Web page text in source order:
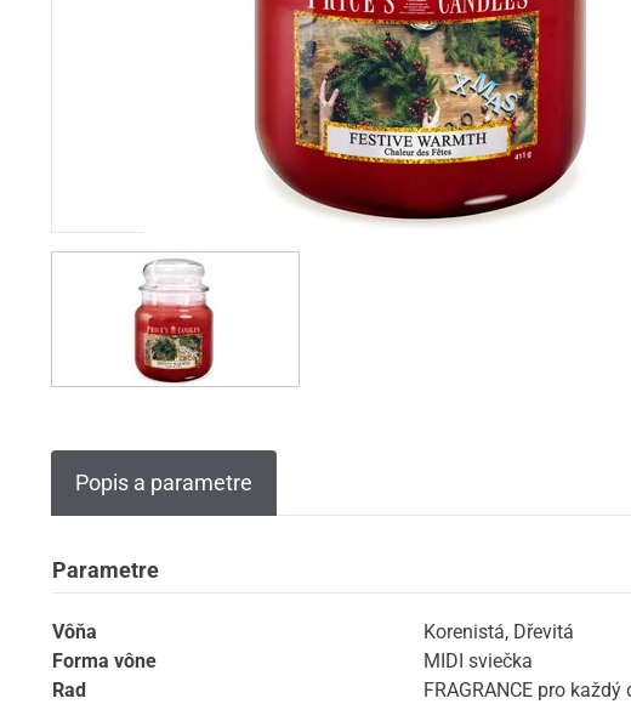
Popis a parametre
Parametre
Vôňa Korenistá, Dřevitá
Forma vône
MIDI sviečka
Rad
FRAGRANCE pro každý